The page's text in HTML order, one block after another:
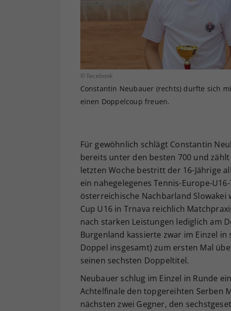
© facebook
Constantin Neubauer (rechts) durfte sich
einen Doppelcoup freuen.
Für gewöhnlich schlägt Constantin
bereits unter den besten 700 und
letzten Woche bestritt der 16-Jährige
ein nahegelegenes Tennis-Europe-
österreichische Nachbarland
Cup U16 in Trnava reichlich
nach starken Leistungen lediglich am
Burgenland kassierte zwar im Einzel
Doppel insgesamt) zum ersten Mal
seinen sechsten Doppeltitel.
Neubauer schlug im Einzel in Runde
Achtelfinale den topgereihten Serben
nächsten zwei Gegner, den